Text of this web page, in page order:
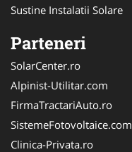
Sustine Instalatii Solare
Parteneri
SolarCenter.ro
Alpinist-Utilitar.com
FirmaTractariAuto.ro
SistemeFotovoltaice.com
Clinica-Privata.ro